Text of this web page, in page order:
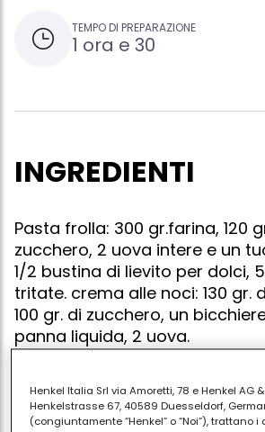
TEMPO DI PREPARAZIONE
1 ora e 30
INGREDIENTI
Pasta frolla: 300 gr.farina, 120
zucchero, 2 uova intere e un
1/2 bustina di lievito per dolci,
tritate. crema alle noci: 130 gr.
100 gr. di zucchero, un
panna liquida, 2 uova.
Preparare la pasta frolla
Henkel Italia Srl via Amoretti, 78 e Henkel AG &
Henkelstrasse 67, 40589 Duesseldorf,
(congiuntamente “Henkel” o “Noi”), trattano